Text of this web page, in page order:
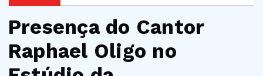
Presença do Cantor
Raphael Oligo no